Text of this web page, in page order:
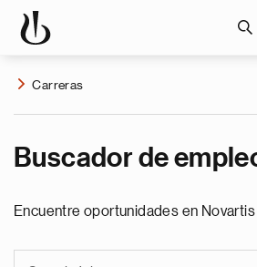
Carreras
Buscador de
Encuentre oportunidades en